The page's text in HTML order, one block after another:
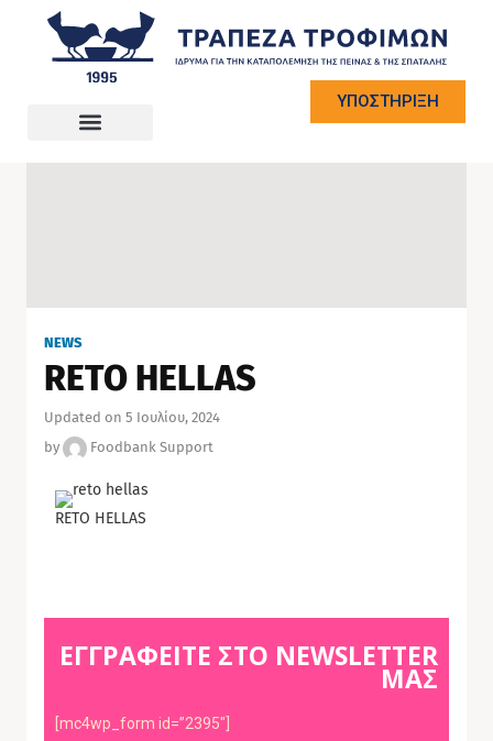
ΥΠΟΣΤΗΡΙΞΗ
NEWS
RETO HELLAS
Updated on 5 Ιουλίου, 2024
by
Foodbank Support
RETO HELLAS
ΕΓΓΡΑΦΕΙΤΕ ΣΤΟ NEWSLETTER
ΜΑΣ
[mc4wp_form id=”2395″]